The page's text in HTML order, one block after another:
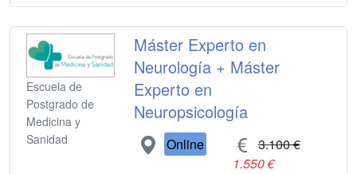
Escuela de
Postgrado de
Medicina y
Sanidad
Máster Experto en
Neurología + Máster
Experto en
Neuropsicología
Online
3.100 €
1.550 €